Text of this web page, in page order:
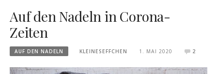
Auf den Nadeln in Corona-
Zeiten
AUF DEN NADELN KLEINESEFFCHEN 1. MAI 2020 2